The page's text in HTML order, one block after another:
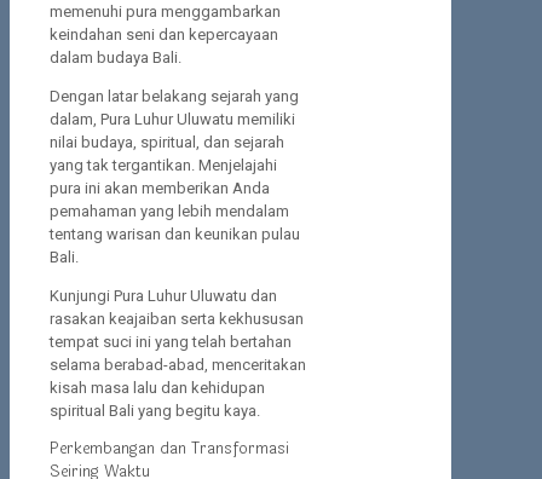
memenuhi pura menggambarkan
keindahan seni dan kepercayaan
dalam budaya Bali.
Dengan latar belakang sejarah yang
dalam, Pura Luhur Uluwatu memiliki
nilai budaya, spiritual, dan sejarah
yang tak tergantikan. Menjelajahi
pura ini akan memberikan Anda
pemahaman yang lebih mendalam
tentang warisan dan keunikan pulau
Bali.
Kunjungi Pura Luhur Uluwatu dan
rasakan keajaiban serta kekhususan
tempat suci ini yang telah bertahan
selama berabad-abad, menceritakan
kisah masa lalu dan kehidupan
spiritual Bali yang begitu kaya.
Perkembangan dan Transformasi
Seiring Waktu